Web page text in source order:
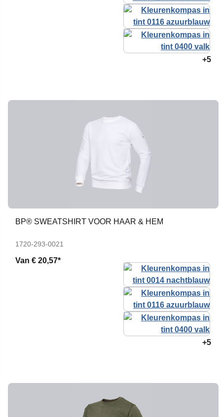
+5
BP® SWEATSHIRT VOOR HAAR & HEM
1720-293-0021
Van € 20,57*
+5